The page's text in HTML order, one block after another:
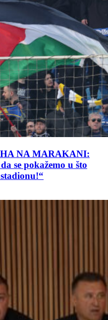
NA MARAKANI:
se pokažemo u što